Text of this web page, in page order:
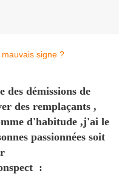
des démissions de
des remplaçants ,
d'habitude ,j'ai le
passionnées soit
: